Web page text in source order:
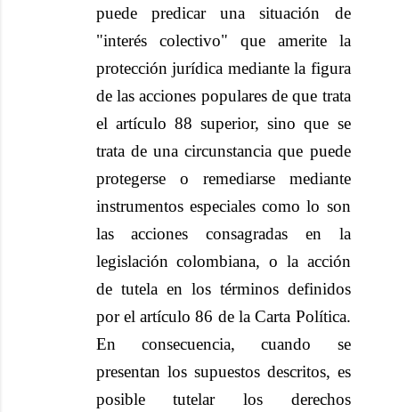
puede predicar una situación de
"interés colectivo" que amerite la
protección jurídica mediante la figura
de las acciones populares de que trata
el artículo 88 superior, sino que se
trata de una circunstancia que puede
protegerse o remediarse mediante
instrumentos especiales como lo son
las acciones consagradas en la
legislación colombiana, o la acción
de tutela en los términos definidos
por el artículo 86 de la Carta Política.
En consecuencia, cuando se
presentan los supuestos descritos, es
posible tutelar los derechos